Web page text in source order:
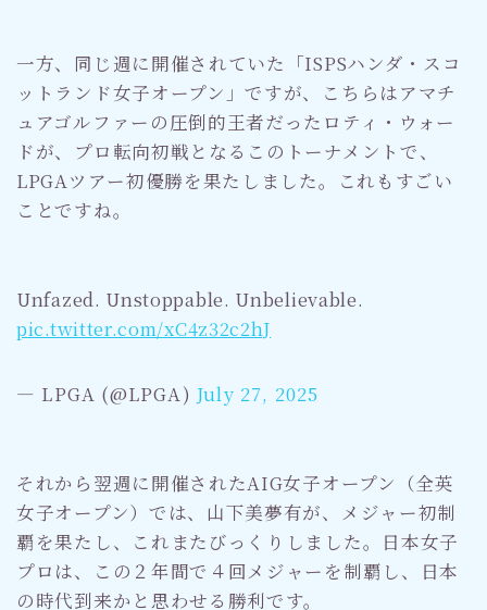
一方、同じ週に開催されていた「ISPSハンダ・スコ
ットランド女子オープン」ですが、こちらはアマチ
ュアゴルファーの圧倒的王者だったロティ・ウォー
ドが、プロ転向初戦となるこのトーナメントで、
LPGAツアー初優勝を果たしました。これもすごい
ことですね。
Unfazed. Unstoppable. Unbelievable.
pic.twitter.com/xC4z32c2hJ
— LPGA (@LPGA) July 27, 2025
それから翌週に開催されたAIG女子オープン（全英
女子オープン）では、山下美夢有が、メジャー初制
覇を果たし、これまたびっくりしました。日本女子
プロは、この２年間で４回メジャーを制覇し、日本
の時代到来かと思わせる勝利です。